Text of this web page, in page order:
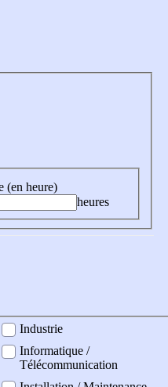
(en heure)
heures
Industrie
Informatique /
Télécommunication